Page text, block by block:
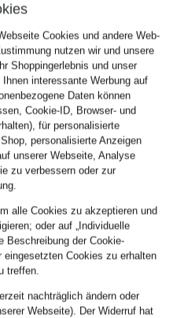
OG
adidas Originals
Umhängetasche
Ursprünglich:CHF 50
Cookies und andere Web-
nutzen wir und unsere
Shoppingerlebnis und unser
interessante Werbung auf
Daten können
Cookie-ID, Browser- und
für personalisierte
personalisierte Anzeigen
unserer Webseite, Analyse
zu verbessern oder zur
alle Cookies zu akzeptieren und
oder auf „Individuelle
Beschreibung der Cookie-
eingesetzten Cookies zu erhalten
treffen.
nachträglich ändern oder
Webseite). Der Widerruf hat